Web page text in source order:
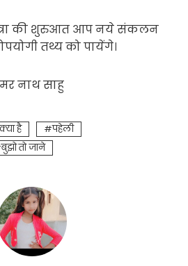
की शुरुआत आप नये संकलन
तथ्य को पायेंगे।
नाथ साहु
है
पहेली
बुझो तो जाने